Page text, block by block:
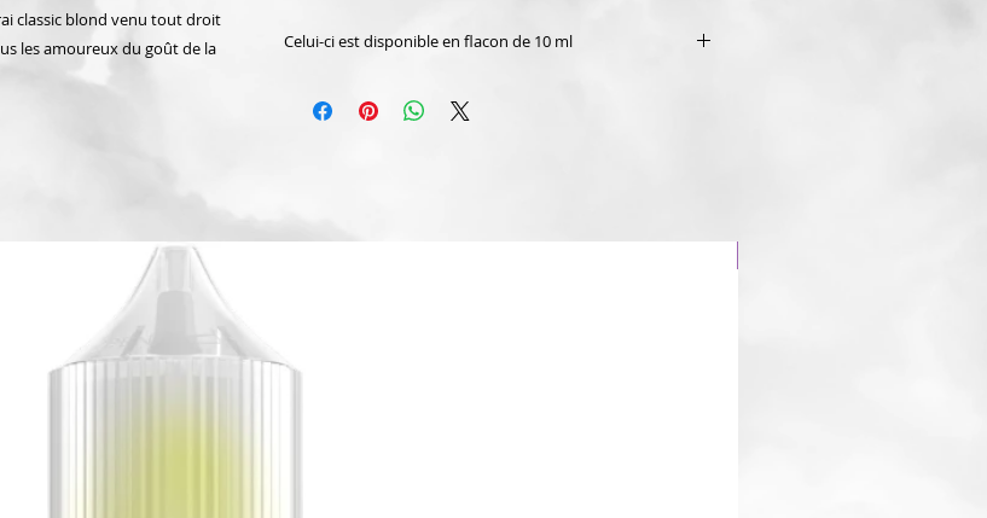
classic blond venu tout droit
les amoureux du goût de la
Celui-ci est disponible en flacon de 10 ml